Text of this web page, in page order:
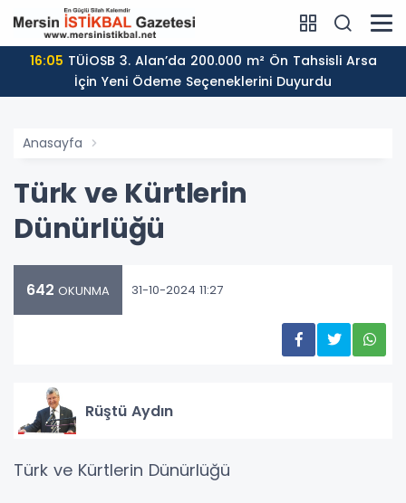
16:05
İçin Yeni Ödeme Seçeneklerini Duyurdu
Anasayfa
Türk ve Kürtlerin
Dünürlüğü
642 OKUNMA 31-10-2024 11:27
Rüştü Aydın
Türk ve Kürtlerin Dünürlüğü